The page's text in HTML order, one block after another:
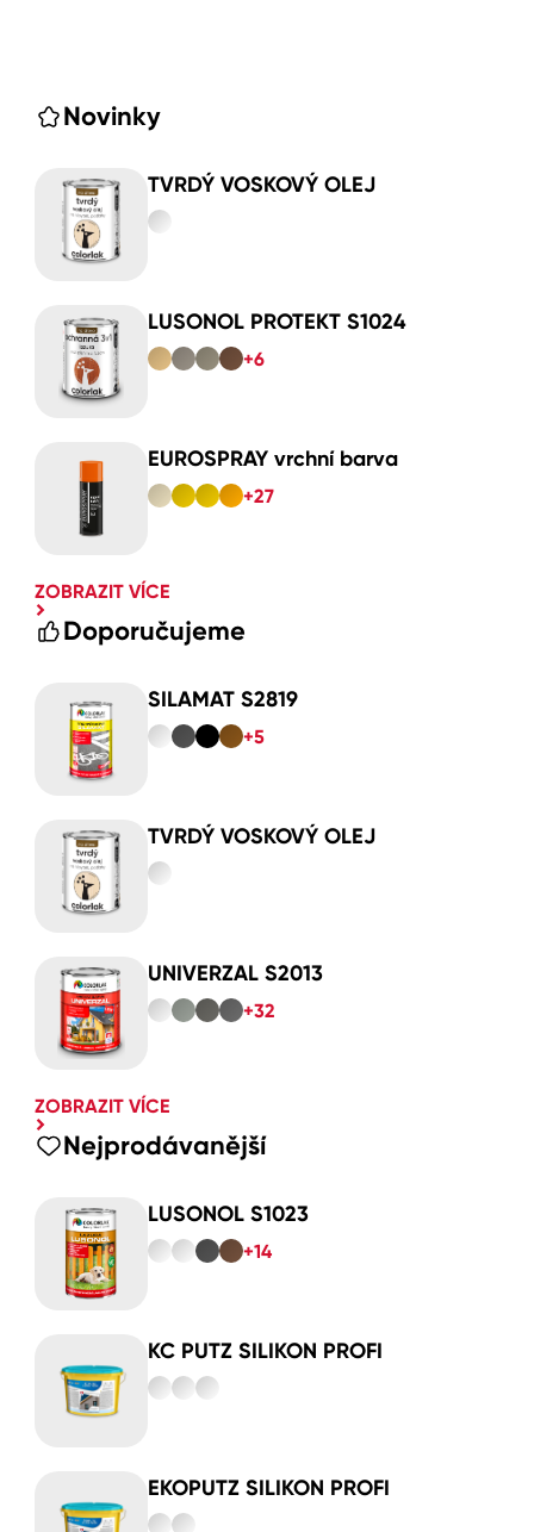
Novinky
TVRDÝ VOSKOVÝ OLEJ
LUSONOL PROTEKT S1024
+6
EUROSPRAY vrchní barva
+27
ZOBRAZIT VÍCE
Doporučujeme
SILAMAT S2819
+5
TVRDÝ VOSKOVÝ OLEJ
UNIVERZAL S2013
+32
ZOBRAZIT VÍCE
Nejprodávanější
LUSONOL S1023
+14
KC PUTZ SILIKON PROFI
EKOPUTZ SILIKON PROFI